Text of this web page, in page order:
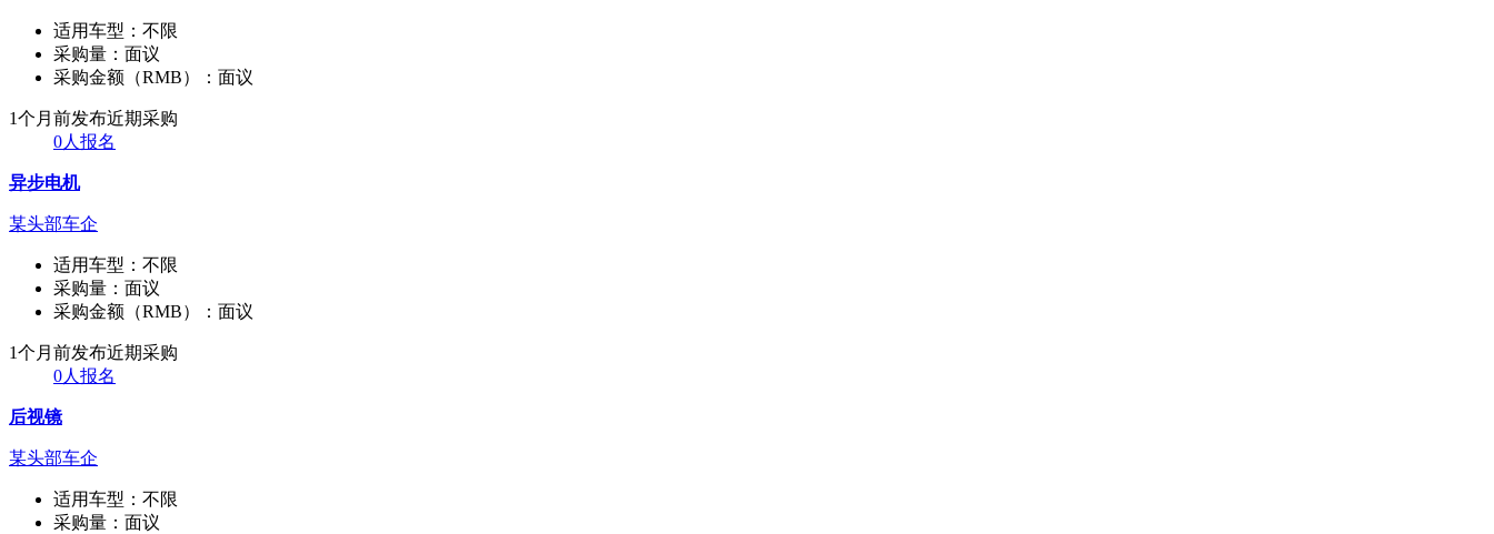
适用车型： 不限
采购量： 面议
采购金额（RMB）： 面议
1个月前发布近期采购
0人报名
异步电机
某头部车企
适用车型： 不限
采购量： 面议
采购金额（RMB）： 面议
1个月前发布近期采购
0人报名
后视镜
某头部车企
适用车型： 不限
采购量： 面议